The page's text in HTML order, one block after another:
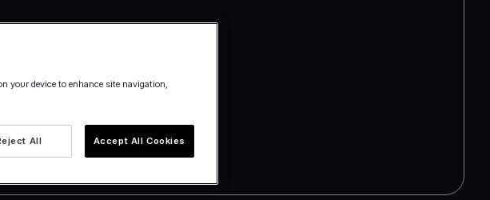
April 2022
your device to enhance site navigation,
All Accept All Cookies